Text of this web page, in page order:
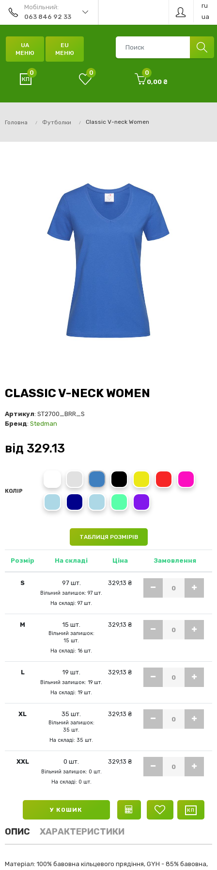
Мобільний:
063 846 92 33
ru
ua
UA
МЕНЮ
EU
МЕНЮ
0 0
0
0,00 ₴
Головна Футболки Classic V-neck Women
CLASSIC V-NECK WOMEN
Артикул: ST2700_BRR_S
Бренд: Stedman
від 329.13
КОЛІР
Grey HeatherBright RoyalBlack OpalYellow Scarlet RedSweet Pink
Ocean BlueNavy BlueLight BlueKiwi GreenDeep Berry
ТАБЛИЦЯ РОЗМІРІВ
Розмір На складі Ціна Замовлення
S 97 шт.
Вільний залишок: 97 шт.
На складі: 97 шт.
329,13 ₴
M 15 шт.
Вільний залишок:
15 шт.
На складі: 16 шт.
329,13 ₴
L 19 шт.
Вільний залишок: 19 шт.
На складі: 19 шт.
329,13 ₴
XL 35 шт.
Вільний залишок:
35 шт.
На складі: 35 шт.
329,13 ₴
XXL 0 шт.
Вільний залишок: 0 шт.
На складі: 0 шт.
329,13 ₴
У КОШИК
ОПИС ХАРАКТЕРИСТИКИ
Матеріал: 100% бавовна кільцевого прядіння, GYH - 85% бавовна,